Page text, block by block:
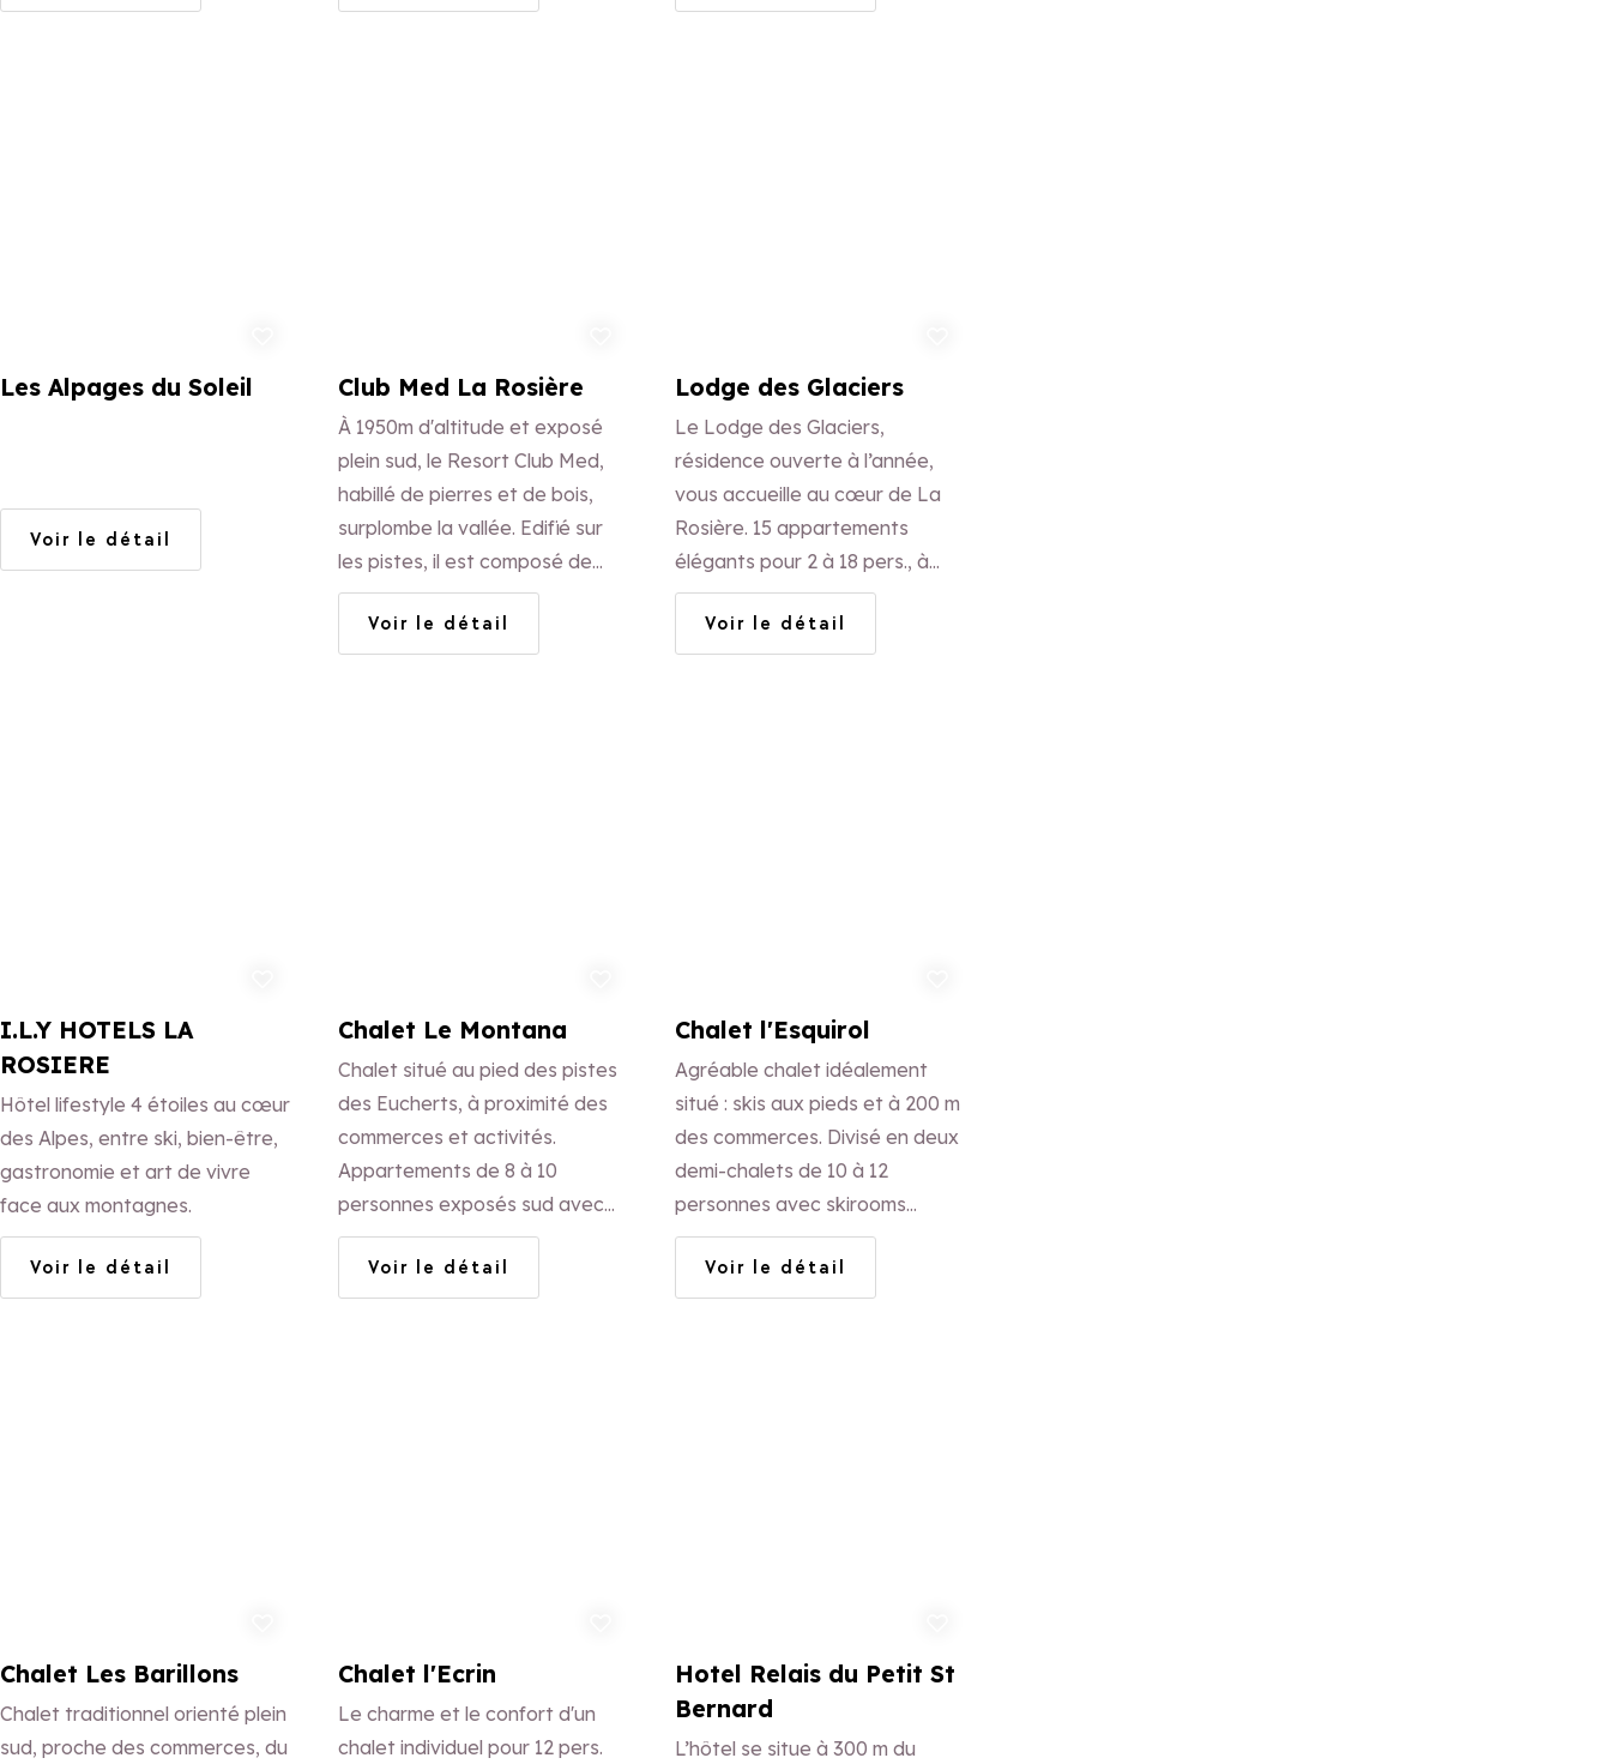
spacieux et prestations
ambiance chaleureuse et
chaleureux. Balcons sud, vue
Les Alpages du Soleil
Voir le détail
Club Med La Rosière
À 1950m d'altitude et exposé
plein sud, le Resort Club Med,
habillé de pierres et de bois,
surplombe la vallée. Edifié sur
les pistes, il est composé de
439 chambres et suites en
formule "All inclusive".
Encadrement des enfants à
Voir le détail
Lodge des Glaciers
Le Lodge des Glaciers,
résidence ouverte à l’année,
vous accueille au cœur de La
Rosière. 15 appartements
élégants pour 2 à 18 pers., à
deux pas des pistes,
commerces, restaurants et
animations.
Voir le détail
I.L.Y HOTELS LA
ROSIERE
Hôtel lifestyle 4 étoiles au cœur
des Alpes, entre ski, bien-être,
gastronomie et art de vivre
face aux montagnes.
Voir le détail
Chalet Le Montana
Chalet situé au pied des pistes
des Eucherts, à proximité des
commerces et activités.
Appartements de 8 à 10
personnes exposés sud avec
vue exceptionnelle.
Voir le détail
Chalet l'Esquirol
Agréable chalet idéalement
situé : skis aux pieds et à 200 m
des commerces. Divisé en deux
demi-chalets de 10 à 12
personnes avec skirooms
privatifs sortant directement
sur le chemin skieurs.
Voir le détail
Chalet Les Barillons
Chalet traditionnel orienté plein
sud, proche des commerces, du
Chalet l'Ecrin
Le charme et le confort d'un
chalet individuel pour 12 pers.
Hotel Relais du Petit St
Bernard
L’hôtel se situe à 300 m du